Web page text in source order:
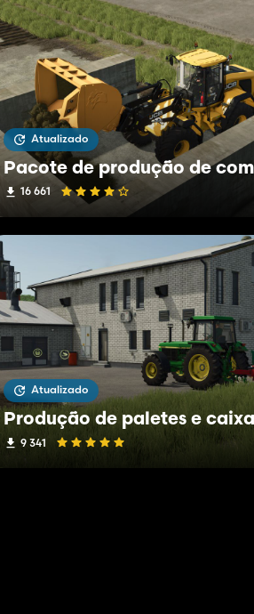
Atualizado
Pacote de produção de
16 661
Atualizado
Produção de paletes e
9 341